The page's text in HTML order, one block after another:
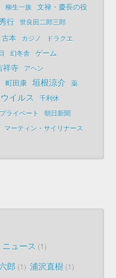
柳生一族 文禄・慶長の役
行 世良田二郎三郎
古本 カジノ
ドラクエ
幻冬舎 ゲーム
祥寺
アヘン
町田康 垣根涼介 薬
イルス
千利休
プライベート
朝日新聞
マーティン・サイリナース
ュース 1
郎 1 浦沢直樹 1